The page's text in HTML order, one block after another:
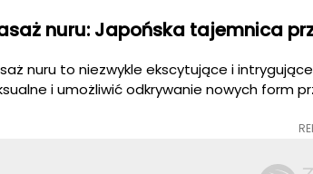
nuru: Japońska tajemnica
nuru to niezwykle ekscytujące i
i umożliwić odkrywanie nowych form